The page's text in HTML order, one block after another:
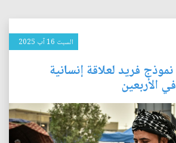
السبت 16 آب 2025
نموذج فريد لعلاقة إنسانية
الأربعين